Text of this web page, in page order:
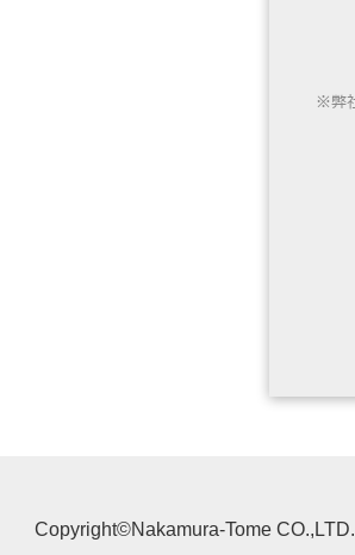
Copyright©Nakamura-Tome CO.,LTD.